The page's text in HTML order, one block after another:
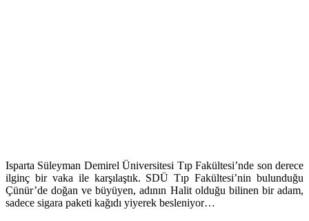
Isparta Süleyman Demirel Üniversitesi Tıp Fakültesi’nde son derece
ilginç bir vaka ile karşılaştık. SDÜ Tıp Fakültesi’nin bulunduğu
Çünür’de doğan ve büyüyen, adının Halit olduğu bilinen bir adam,
sadece sigara paketi kağıdı yiyerek besleniyor…